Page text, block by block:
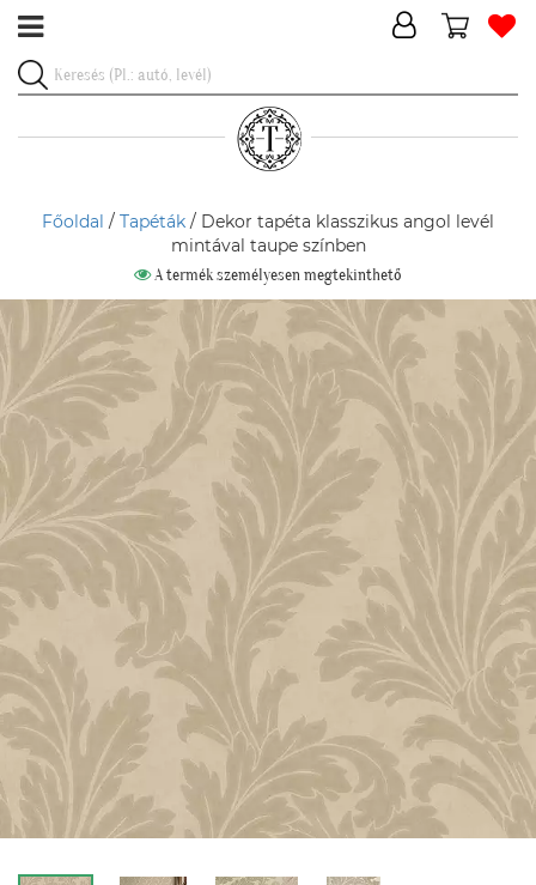
Főoldal / Tapéták / Dekor tapéta klasszikus angol levél
mintával taupe színben
A termék személyesen megtekinthető